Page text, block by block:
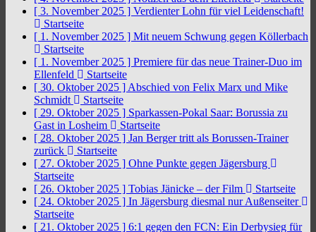
[ 3. November 2025 ] Verdienter Lohn für viel Leidenschaft!
Startseite
[ 1. November 2025 ] Mit neuem Schwung gegen Köllerbach
Startseite
[ 1. November 2025 ] Premiere für das neue Trainer-Duo im
Ellenfeld
Startseite
[ 30. Oktober 2025 ] Abschied von Felix Marx und Mike
Schmidt
Startseite
[ 29. Oktober 2025 ] Sparkassen-Pokal Saar: Borussia zu
Gast in Losheim
Startseite
[ 28. Oktober 2025 ] Jan Berger tritt als Borussen-Trainer
zurück
Startseite
[ 27. Oktober 2025 ] Ohne Punkte gegen Jägersburg
Startseite
[ 26. Oktober 2025 ] Tobias Jänicke – der Film
Startseite
[ 24. Oktober 2025 ] In Jägersburg diesmal nur Außenseiter
Startseite
[ 21. Oktober 2025 ] 6:1 gegen den FCN: Ein Derbysieg für